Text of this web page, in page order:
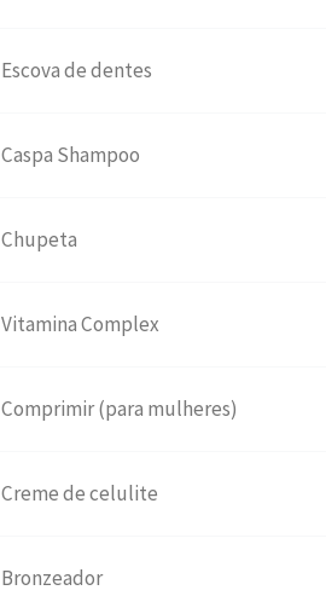
Escova de dentes
Caspa Shampoo
Chupeta
Vitamina Complex
Comprimir (para mulheres)
Creme de celulite
Bronzeador